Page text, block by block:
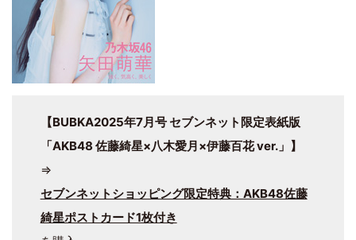
【BUBKA2025年7月号 セブンネット限定表紙版
「AKB48 佐藤綺星×八木愛月×伊藤百花 ver.」】
⇒
セブンネットショッピング限定特典：AKB48佐藤
綺星ポストカード1枚付き